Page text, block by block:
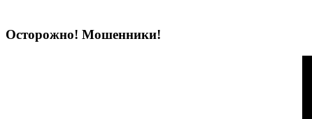
Осторожно! Мошенники!